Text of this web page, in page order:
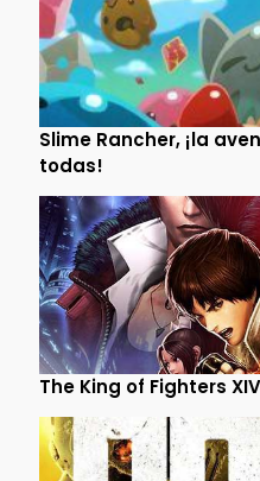
Slime Rancher, ¡la
todas!
The King of Fighters XIV